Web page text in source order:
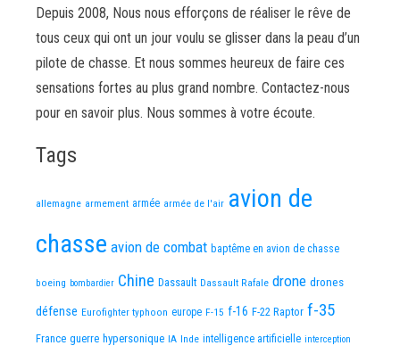
Depuis 2008, Nous nous efforçons de réaliser le rêve de
tous ceux qui ont un jour voulu se glisser dans la peau d’un
pilote de chasse. Et nous sommes heureux de faire ces
sensations fortes au plus grand nombre. Contactez-nous
pour en savoir plus. Nous sommes à votre écoute.
Tags
allemagne armement armée armée de l'air avion de
chasse avion de combat baptême en avion de chasse
boeing bombardier Chine Dassault Dassault Rafale drone drones
défense Eurofighter typhoon europe F-15 f-16 F-22 Raptor f-35
France guerre hypersonique IA Inde intelligence artificielle interception